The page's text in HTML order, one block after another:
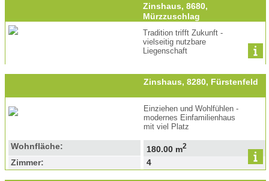
Zinshaus, 8680,
Mürzzuschlag
Tradition trifft Zukunft -
vielseitig nutzbare
Liegenschaft
Zinshaus, 8280, Fürstenfeld
Einziehen und Wohlfühlen -
modernes Einfamilienhaus
mit viel Platz
Wohnfläche: 180.00 m2
Zimmer: 4